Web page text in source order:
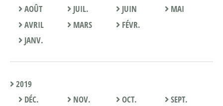
AOÛT
JUIL. JUIN
MAI
AVRIL
MARS
FÉVR.
JANV.
2019
DÉC.
NOV. OCT.
SEPT.